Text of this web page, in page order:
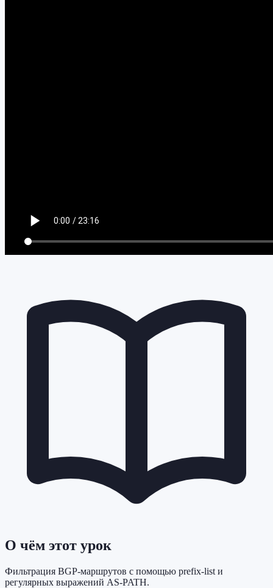
О чём этот урок
Фильтрация BGP-маршрутов с помощью prefix-list и
регулярных выражений AS-PATH.